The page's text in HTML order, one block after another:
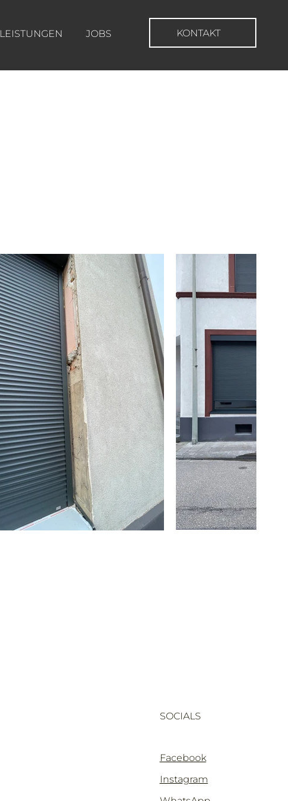
LEISTUNGEN JOBS KONTAKT
SOCIALS
Facebook
Instagram